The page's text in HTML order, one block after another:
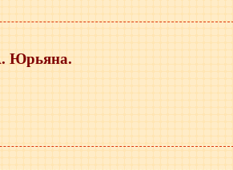
Юрьяна.